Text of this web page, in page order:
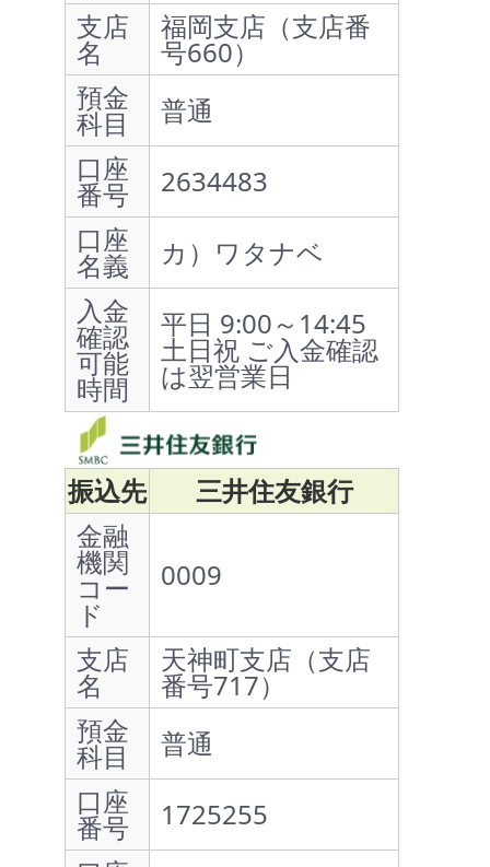
支店
名
福岡支店（支店番
号660）
預金
科目
普通
口座
番号
2634483
口座
名義
カ）ワタナベ
入金
確認
可能
時間
平日 9:00～14:45
土日祝 ご入金確認
は翌営業日
振込先
三井住友銀行
金融
機関
コー
ド
0009
支店
名
天神町支店（支店
番号717）
預金
科目
普通
口座
番号
1725255